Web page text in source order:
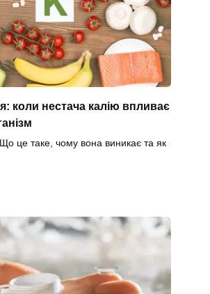
коли нестача калію впливає
Що це таке, чому вона виникає та як